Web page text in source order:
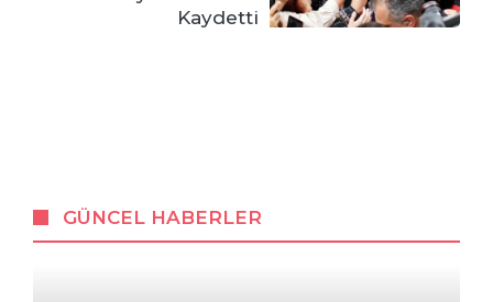
Kaydetti
GÜNCEL HABERLER